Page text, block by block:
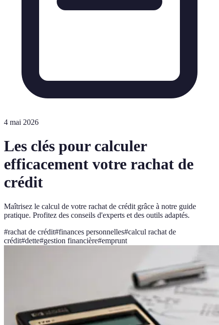
4 mai 2026
Les clés pour calculer
efficacement votre rachat de
crédit
Maîtrisez le calcul de votre rachat de crédit grâce à notre guide
pratique. Profitez des conseils d'experts et des outils adaptés.
#rachat de crédit#finances personnelles#calcul rachat de
crédit#dette#gestion financière#emprunt